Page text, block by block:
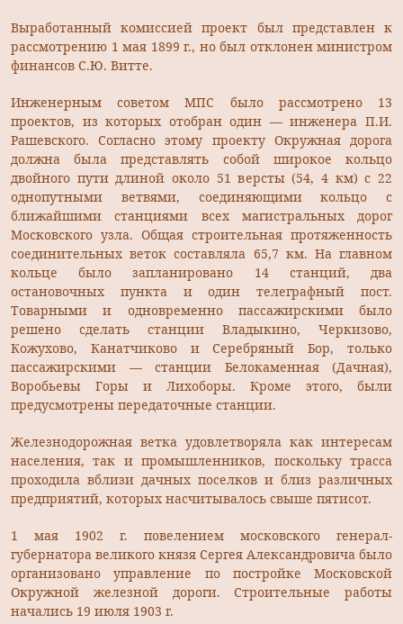
Выработанный комиссией проект был представлен к
рассмотрению 1 мая 1899 г., но был отклонен министром
финансов С.Ю. Витте.
Инженерным советом МПС было рассмотрено 13
проектов, из которых отобран один — инженера П.И.
Рашевского. Согласно этому проекту Окружная дорога
должна была представлять собой широкое кольцо
двойного пути длиной около 51 версты (54, 4 км) с 22
однопутными ветвями, соединяющими кольцо с
ближайшими станциями всех магистральных дорог
Московского узла. Общая строительная протяженность
соединительных веток составляла 65,7 км. На главном
кольце было запланировано 14 станций, два
остановочных пункта и один телеграфный пост.
Товарными и одновременно пассажирскими было
решено сделать станции Владыкино, Черкизово,
Кожухово, Канатчиково и Серебряный Бор, только
пассажирскими — станции Белокаменная (Дачная),
Воробьевы Горы и Лихоборы. Кроме этого, были
предусмотрены передаточные станции.
Железнодорожная ветка удовлетворяла как интересам
населения, так и промышленников, поскольку трасса
проходила вблизи дачных поселков и близ различных
предприятий, которых насчитывалось свыше пятисот.
1 мая 1902 г. повелением московского генерал-
губернатора великого князя Сергея Александровича было
организовано управление по постройке Московской
Окружной железной дороги. Строительные работы
начались 19 июля 1903 г.